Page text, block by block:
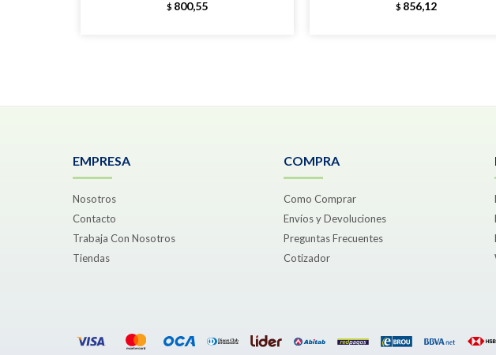
$ 800,55 $ 856,12
EMPRESA
Nosotros
Contacto
Trabaja Con Nosotros
Tiendas
COMPRA
Como Comprar
Envíos y Devoluciones
Preguntas Frecuentes
Cotizador